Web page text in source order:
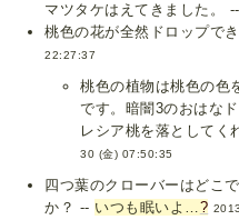
マツタケはえてきました。 --
桃色の花が全然ドロップで
22:27:37
桃色の植物は桃色の色
です。暗闇3のおはな
レシア桃を落としてく
30 (金) 07:50:35
四つ葉のクローバーはどこ
か？ -- いつも眠いよ…?